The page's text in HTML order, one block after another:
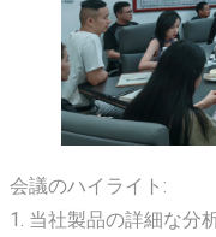
会議のハイライト:
1. 当社製品の詳細な分